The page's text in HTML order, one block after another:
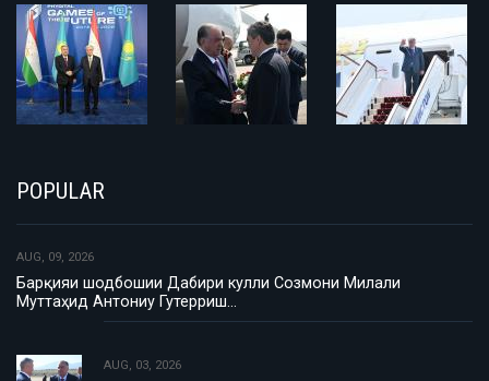
POPULAR
AUG, 09, 2026
Барқияи шодбошии Дабири кулли Созмони Милали
Муттаҳид Антониу Гутерриш…
AUG, 03, 2026